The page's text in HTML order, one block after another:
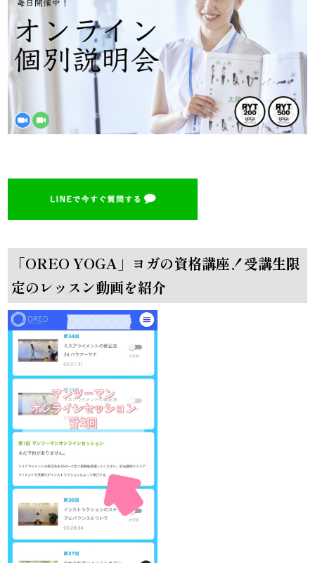
「OREO YOGA」ヨガの資格講座！受講生限
定のレッスン動画を紹介